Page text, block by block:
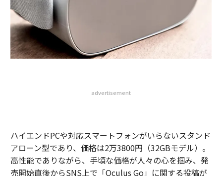
advertisement
ハイエンドPCや対応スマートフォンがいらないスタンド
アローン型であり、価格は2万3800円（32GBモデル）。
高性能でありながら、手頃な価格が人々の心を掴み、発
売開始直後からSNS上で「Oculus Go」に関する投稿が